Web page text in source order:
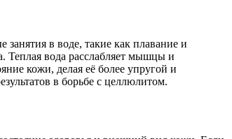
в воде, такие как плавание и
Теплая вода расслабляет мышцы и
кожи, делая её более упругой и
в борьбе с целлюлитом.